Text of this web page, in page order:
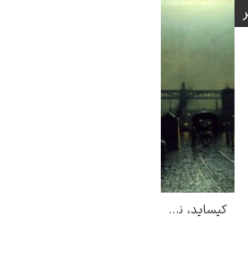
گوگ
کیساید، نیوکاسل – آرتور ادموند گریمشاو